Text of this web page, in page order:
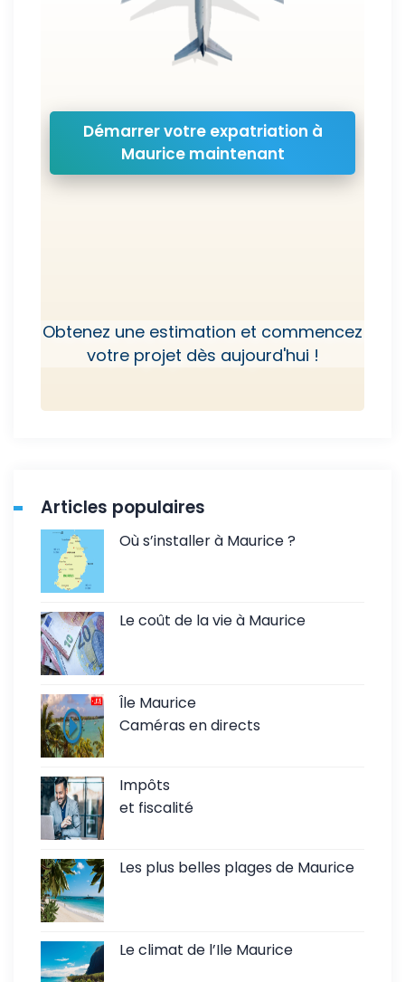
Démarrer votre expatriation à
Maurice maintenant
Obtenez une estimation et commencez
votre projet dès aujourd'hui !
Articles populaires
Où s’installer à Maurice ?
Le coût de la vie à Maurice
Île Maurice
Caméras en directs
Impôts
et fiscalité
Les plus belles plages de Maurice
Le climat de l’Ile Maurice